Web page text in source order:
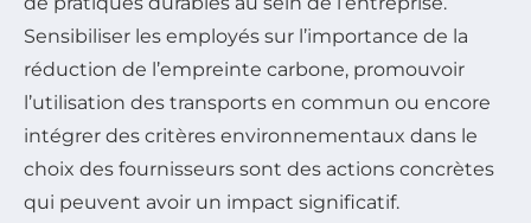
Sensibiliser les employés sur l’importance de la
réduction de l’empreinte carbone, promouvoir
l’utilisation des transports en commun ou encore
intégrer des critères environnementaux dans le
choix des fournisseurs sont des actions concrètes
qui peuvent avoir un impact significatif.